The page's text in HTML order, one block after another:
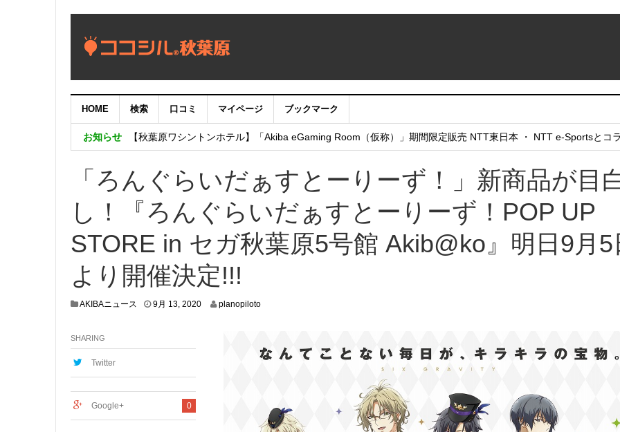
HOME 検索 口コミ マイページ ブックマーク
お知らせ
【重要：9月5日（火）22時】ココシル：アカウントサービス移行のお知らせ
【秋葉原ワシントンホテル】「Akiba eGaming Room（仮称）」期間限定販売 NTT東日本 ・ NTT e-Sportsとコ
「ろんぐらいだぁすとーりーず！」新商品が目
し！『ろんぐらいだぁすとーりーず！POP UP
STORE in セガ秋葉原5号館 Akib@ko』明日9月5
より開催決定!!!
AKIBAニュース 9月 13, 20209
planopiloto
SHARING
Twitter
0
Google+